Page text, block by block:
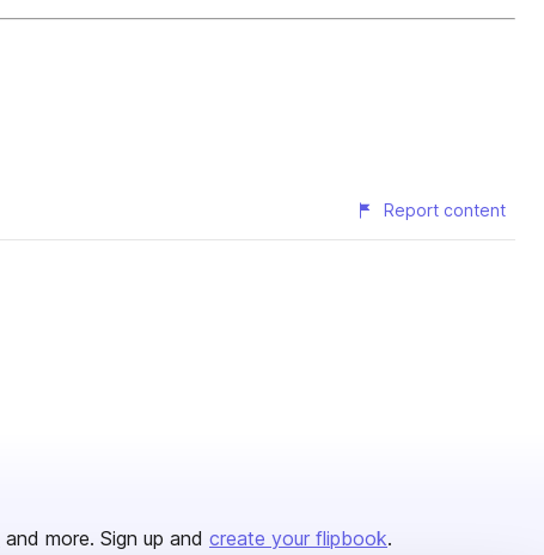
Report content
and more. Sign up and create your flipbook.